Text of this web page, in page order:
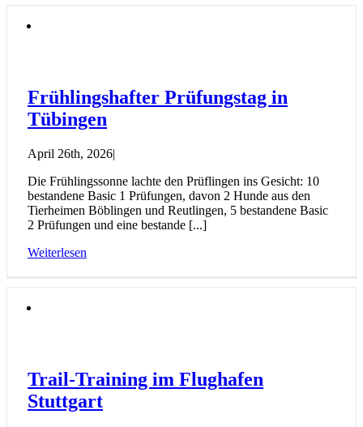
Frühlingshafter Prüfungstag in
Tübingen
April 26th, 2026|
Die Frühlingssonne lachte den Prüflingen ins Gesicht: 10
bestandene Basic 1 Prüfungen, davon 2 Hunde aus den
Tierheimen Böblingen und Reutlingen, 5 bestandene Basic
2 Prüfungen und eine bestande [...]
Weiterlesen
Trail-Training im Flughafen
Stuttgart